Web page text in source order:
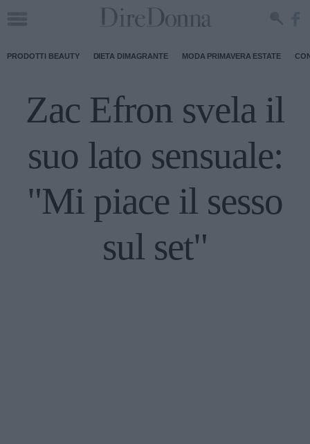
PRODOTTI BEAUTY DIETA DIMAGRANTE MODA PRIMAVERA ESTATE
Zac Efron svela il
suo lato sensuale:
"Mi piace il sesso
sul set"